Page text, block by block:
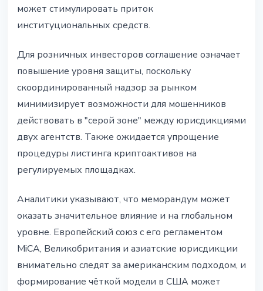
может стимулировать приток
институциональных средств.
Для розничных инвесторов соглашение означает
повышение уровня защиты, поскольку
скоординированный надзор за рынком
минимизирует возможности для мошенников
действовать в "серой зоне" между юрисдикциями
двух агентств. Также ожидается упрощение
процедуры листинга криптоактивов на
регулируемых площадках.
Аналитики указывают, что меморандум может
оказать значительное влияние и на глобальном
уровне. Европейский союз с его регламентом
MiCA, Великобритания и азиатские юрисдикции
внимательно следят за американским подходом, и
формирование чёткой модели в США может